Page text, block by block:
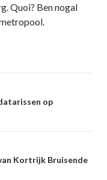
Quoi? Ben nogal
op
Kortrijk Bruisende